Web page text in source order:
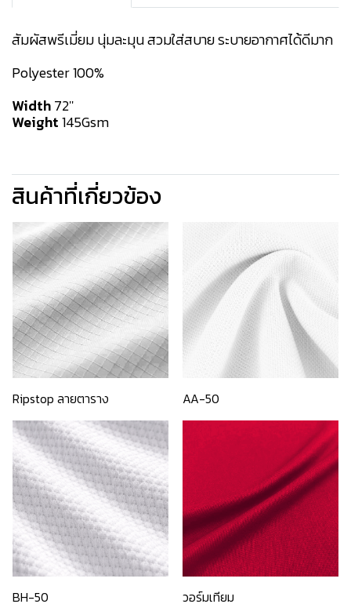
สัมผัสพรีเมี่ยม นุ่มละมุน สวมใส่สบาย ระบายอากาศได้ดีมาก
Polyester 100%
Width72''
Weight145Gsm
สินค้าที่เกี่ยวข้อง
Ripstop ลายตาราง AA-50
BH-50 วอร์มเทียม